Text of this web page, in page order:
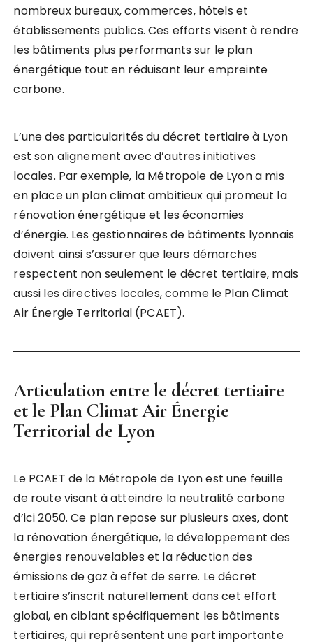
nombreux bureaux, commerces, hôtels et
établissements publics. Ces efforts visent à rendre
les bâtiments plus performants sur le plan
énergétique tout en réduisant leur empreinte
carbone.
L’une des particularités du décret tertiaire à Lyon
est son alignement avec d’autres initiatives
locales. Par exemple, la Métropole de Lyon a mis
en place un plan climat ambitieux qui promeut la
rénovation énergétique et les économies
d’énergie. Les gestionnaires de bâtiments lyonnais
doivent ainsi s’assurer que leurs démarches
respectent non seulement le décret tertiaire, mais
aussi les directives locales, comme le Plan Climat
Air Énergie Territorial (PCAET).
Articulation entre le décret tertiaire
et le Plan Climat Air Énergie
Territorial de Lyon
Le PCAET de la Métropole de Lyon est une feuille
de route visant à atteindre la neutralité carbone
d’ici 2050. Ce plan repose sur plusieurs axes, dont
la rénovation énergétique, le développement des
énergies renouvelables et la réduction des
émissions de gaz à effet de serre. Le décret
tertiaire s’inscrit naturellement dans cet effort
global, en ciblant spécifiquement les bâtiments
tertiaires, qui représentent une part importante